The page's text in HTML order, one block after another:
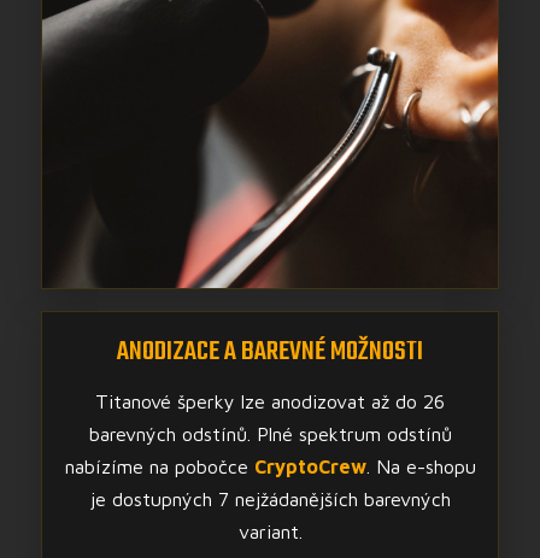
ANODIZACE A BAREVNÉ MOŽNOSTI
Titanové šperky lze anodizovat až do 26
barevných odstínů. Plné spektrum odstínů
nabízíme na pobočce CryptoCrew. Na e-shopu
je dostupných 7 nejžádanějších barevných
variant.